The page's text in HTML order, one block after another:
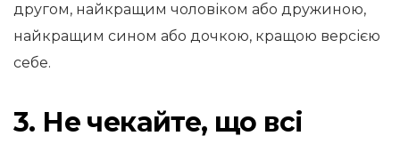
другом, найкращим чоловіком або дружиною,
найкращим сином або дочкою, кращою версією
себе.
3. Не чекайте, що всі